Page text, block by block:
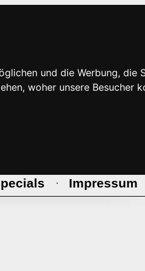
und die Werbung, die
woher unsere Besucher
· Impressum